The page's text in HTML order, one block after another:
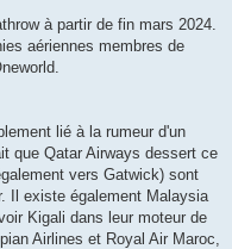
à partir de fin mars 2024.
aériennes membres de
lié à la rumeur d'un
que Qatar Airways dessert ce
vers Gatwick) sont
Il existe également Malaysia
Kigali dans leur moteur de
Airlines et Royal Air Maroc,